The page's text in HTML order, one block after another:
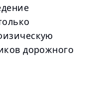
дорожного